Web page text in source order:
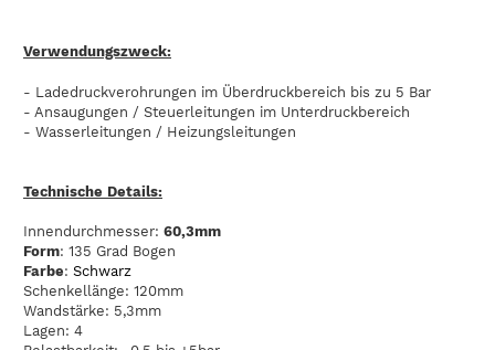
Verwendungszweck:
- Ladedruckverohrungen im Überdruckbereich bis zu 5 Bar
- Ansaugungen / Steuerleitungen im Unterdruckbereich
- Wasserleitungen / Heizungsleitungen
Technische Details:
Innendurchmesser: 60,3mm
Form: 135 Grad Bogen
Farbe: Schwarz
Schenkellänge: 120mm
Wandstärke: 5,3mm
Lagen: 4